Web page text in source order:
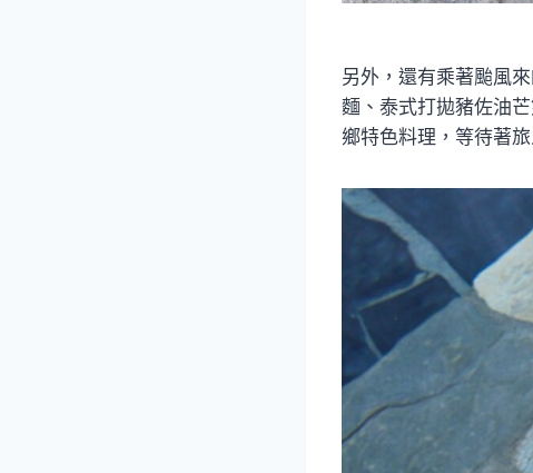
另外，還有乘著颱風
麵、泰式打拋豬佐油
鄉特色料理，等待著